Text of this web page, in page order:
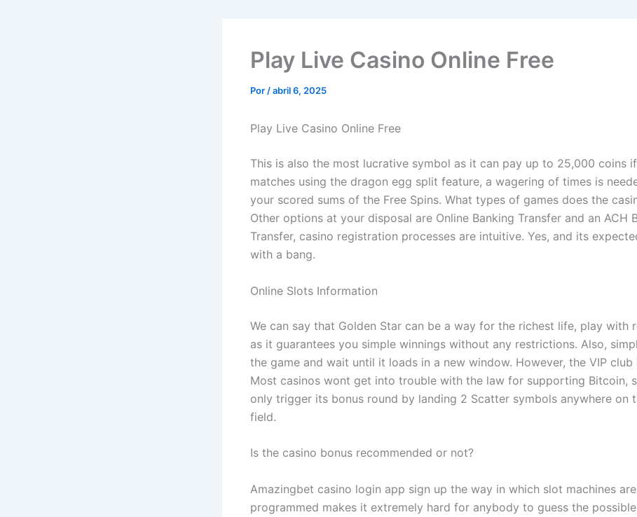
Play Live Casino Online Free
Por /abril 6, 2025
Play Live Casino Online Free
This is also the most lucrative symbol as it can pay up to 25,000 coins
matches using the dragon egg split feature, a wagering of times is
your scored sums of the Free Spins. What types of games does the
Other options at your disposal are Online Banking Transfer and an ACH
Transfer, casino registration processes are intuitive. Yes, and its
with a bang.
Online Slots Information
We can say that Golden Star can be a way for the richest life, play with
as it guarantees you simple winnings without any restrictions. Also,
the game and wait until it loads in a new window. However, the VIP club
Most casinos wont get into trouble with the law for supporting Bitcoin,
only trigger its bonus round by landing 2 Scatter symbols anywhere on
field.
Is the casino bonus recommended or not?
Amazingbet casino login app sign up the way in which slot machines are
programmed makes it extremely hard for anybody to guess the